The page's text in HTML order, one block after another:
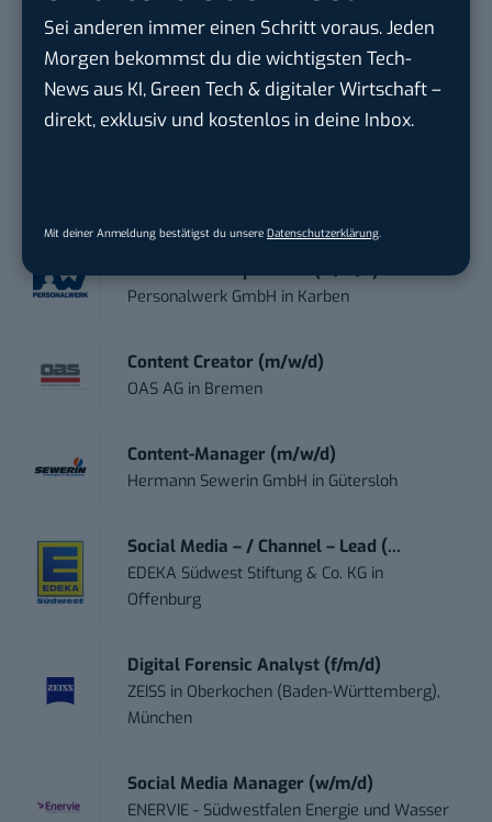
Sei anderen immer einen Schritt voraus. Jeden
Morgen bekommst du die wichtigsten Tech-
News aus KI, Green Tech & digitaler Wirtschaft –
direkt, exklusiv und kostenlos in deine Inbox.
Mit deiner Anmeldung bestätigst du unsere Datenschutzerklärung.
Social Media Content Creator (m/w/d)
moveUP Media GmbHinDüsseldorf
Personalwerk GmbH in Karben
Content Creator (m/w/d)
OAS AG in Bremen
Content-Manager (m/w/d)
Hermann Sewerin GmbH in Gütersloh
Social Media – / Channel – Lead (...
EDEKA Südwest Stiftung & Co. KG in
Offenburg
Digital Forensic Analyst (f/m/d)
ZEISS in Oberkochen (Baden-Württemberg),
München
Social Media Manager (w/m/d)
ENERVIE - Südwestfalen Energie und Wasser